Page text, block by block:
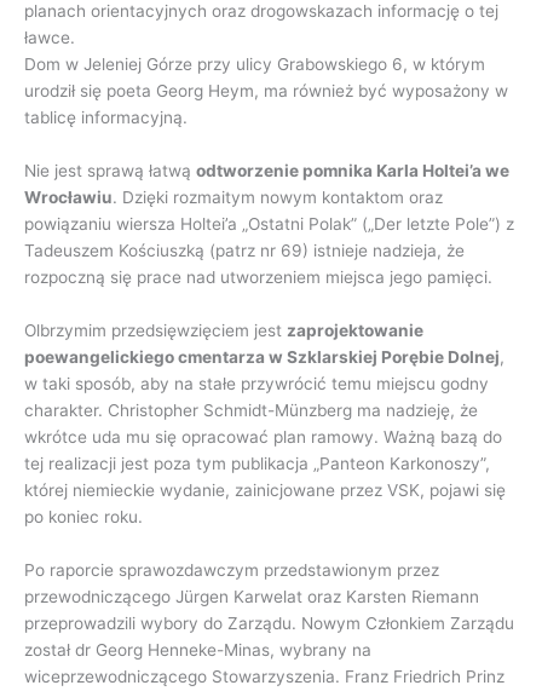
planach orientacyjnych oraz drogowskazach informację o tej
ławce.
Dom w Jeleniej Górze przy ulicy Grabowskiego 6, w którym
urodził się poeta Georg Heym, ma również być wyposażony w
tablicę informacyjną.
Nie jest sprawą łatwą odtworzenie pomnika Karla Holtei’a we
Wrocławiu. Dzięki rozmaitym nowym kontaktom oraz
powiązaniu wiersza Holtei’a „Ostatni Polak” („Der letzte Pole”) z
Tadeuszem Kościuszką (patrz nr 69) istnieje nadzieja, że
rozpoczną się prace nad utworzeniem miejsca jego pamięci.
Olbrzymim przedsięwzięciem jest zaprojektowanie
poewangelickiego cmentarza w Szklarskiej Porębie Dolnej,
w taki sposób, aby na stałe przywrócić temu miejscu godny
charakter. Christopher Schmidt-Münzberg ma nadzieję, że
wkrótce uda mu się opracować plan ramowy. Ważną bazą do
tej realizacji jest poza tym publikacja „Panteon Karkonoszy”,
której niemieckie wydanie, zainicjowane przez VSK, pojawi się
po koniec roku.
Po raporcie sprawozdawczym przedstawionym przez
przewodniczącego Jürgen Karwelat oraz Karsten Riemann
przeprowadzili wybory do Zarządu. Nowym Członkiem Zarządu
został dr Georg Henneke-Minas, wybrany na
wiceprzewodniczącego Stowarzyszenia. Franz Friedrich Prinz